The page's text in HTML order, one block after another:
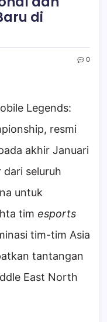
di
0
Legends:
resmi
akhir Januari
dari seluruh
untuk
tim esports
tim-tim Asia
tantangan
East North